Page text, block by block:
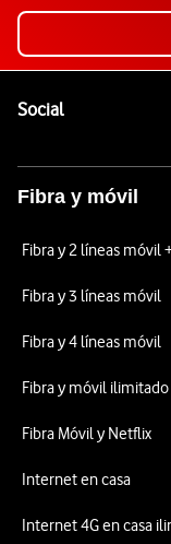
SocialEnlaces a las
Fibra y móvil
Fibra y 2 líneas móvil
Fibra y 3 líneas móvil
Fibra y 4 líneas móvil
Fibra y móvil ilimitado
Fibra Móvil y Netflix
Internet en casa
Internet 4G en casa